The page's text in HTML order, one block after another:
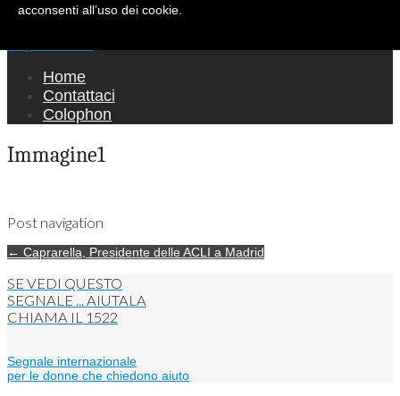
DI ESSERE ITALIANI"
Home
Contattaci
Colophon
Immagine1
Post navigation
← Caprarella, Presidente delle ACLI a Madrid
SE VEDI QUESTO
SEGNALE ... AIUTALA
CHIAMA IL 1522
Segnale internazionale
per le donne che chiedono aiuto
acconsenti all’uso dei cookie.